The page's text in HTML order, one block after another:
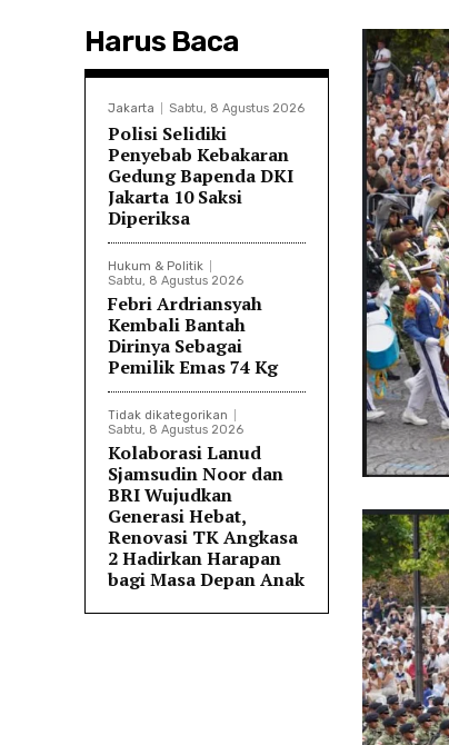
Harus Baca
Jakarta Sabtu, 8 Agustus 2026
Polisi Selidiki
Penyebab Kebakaran
Gedung Bapenda DKI
Jakarta 10 Saksi
Diperiksa
Hukum & Politik
Sabtu, 8 Agustus 2026
Febri Ardriansyah
Kembali Bantah
Dirinya Sebagai
Pemilik Emas 74 Kg
Tidak dikategorikan
Sabtu, 8 Agustus 2026
Kolaborasi Lanud
Sjamsudin Noor dan
BRI Wujudkan
Generasi Hebat,
Renovasi TK Angkasa
2 Hadirkan Harapan
bagi Masa Depan Anak